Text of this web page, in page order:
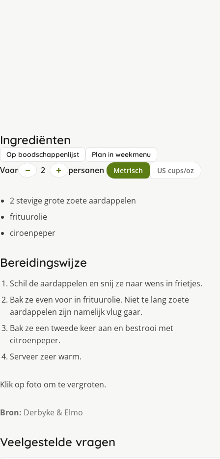
Ingrediënten
Op boodschappenlijst Plan in weekmenu
Voor − 2 + personen Metrisch US cups/oz
2 stevige grote zoete aardappelen
frituurolie
ciroenpeper
Bereidingswijze
Schil de aardappelen en snij ze naar wens in frietjes.
Bak ze even voor in frituurolie. Niet te lang zoete
aardappelen zijn namelijk vlug gaar.
Bak ze een tweede keer aan en bestrooi met
citroenpeper.
Serveer zeer warm.
Klik op foto om te vergroten.
Bron: Derbyke & Elmo
Veelgestelde vragen